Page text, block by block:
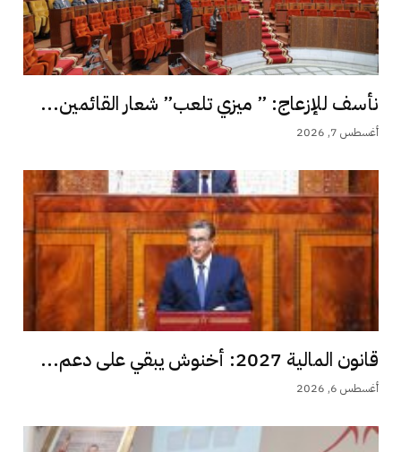
نأسف للإزعاج: ” ميزي تلعب” شعار القائمين...
أغسطس 7, 2026
قانون المالية 2027: أخنوش يبقي على دعم...
أغسطس 6, 2026